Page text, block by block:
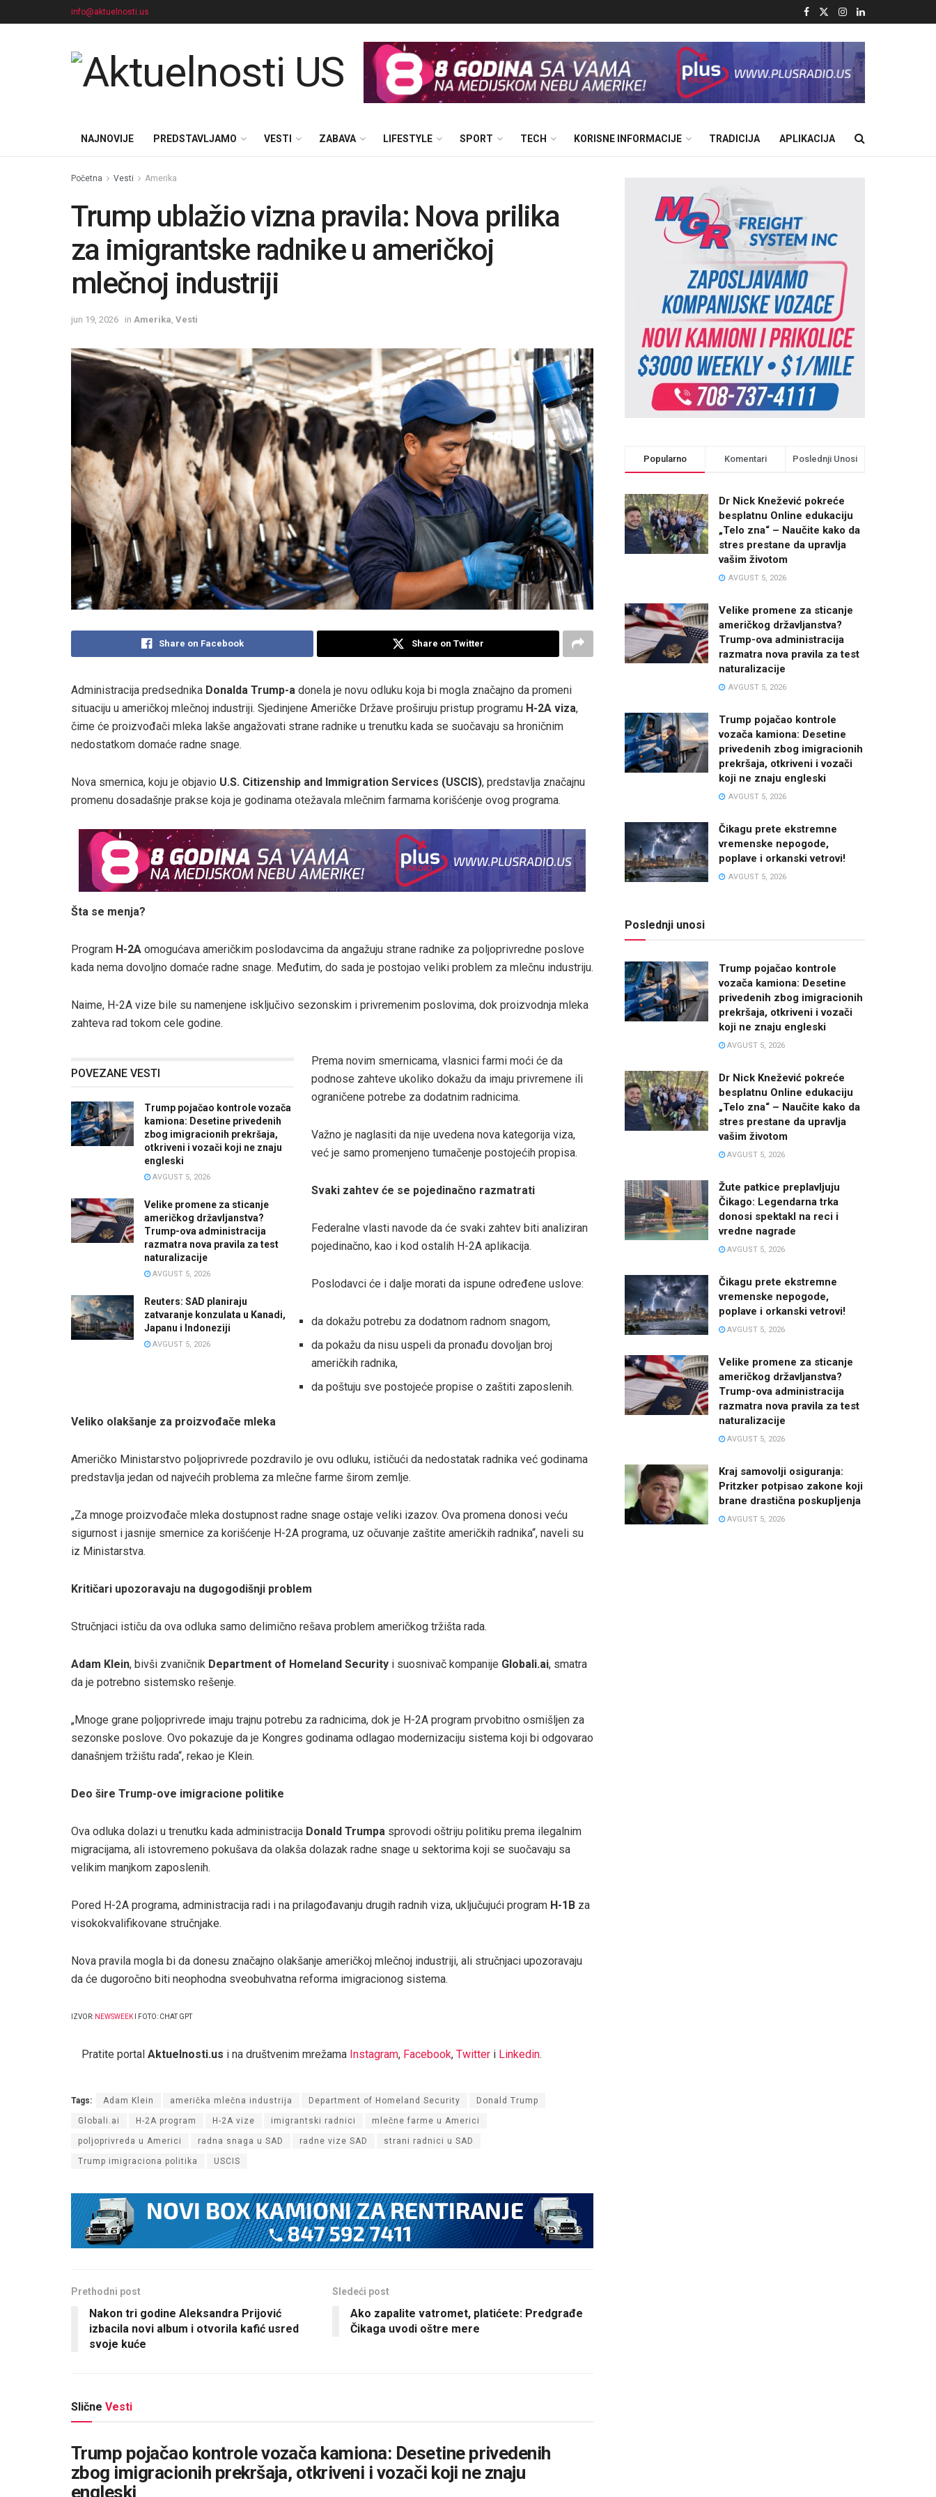
info@aktuelnosti.us
NAJNOVIJE PREDSTAVLJAMO VESTI ZABAVA LIFESTYLE SPORT TECH KORISNE INFORMACIJE TRADICIJA APLIKACIJA
Početna Vesti Amerika
Trump ublažio vizna pravila: Nova prilika
za imigrantske radnike u američkoj
mlečnoj industriji
jun 19, 2026 in Amerika Vesti
Share on Facebook Share on Twitter
Administracija predsednika Donalda Trump-a donela je novu odluku koja bi mogla značajno da promeni
situaciju u američkoj mlečnoj industriji. Sjedinjene Američke Države proširuju pristup programu H-2A viza,
čime će proizvođači mleka lakše angažovati strane radnike u trenutku kada se suočavaju sa hroničnim
nedostatkom domaće radne snage.
Nova smernica, koju je objavio U.S. Citizenship and Immigration Services (USCIS), predstavlja značajnu
promenu dosadašnje prakse koja je godinama otežavala mlečnim farmama korišćenje ovog programa.
Šta se menja?
Program H-2A omogućava američkim poslodavcima da angažuju strane radnike za poljoprivredne poslove
kada nema dovoljno domaće radne snage. Međutim, do sada je postojao veliki problem za mlečnu industriju.
Naime, H-2A vize bile su namenjene isključivo sezonskim i privremenim poslovima, dok proizvodnja mleka
zahteva rad tokom cele godine.
POVEZANE VESTI
Trump pojačao kontrole vozača
kamiona: Desetine privedenih
zbog imigracionih prekršaja,
otkriveni i vozači koji ne znaju
engleski
AVGUST 5, 2026
Velike promene za sticanje
američkog državljanstva?
Trump-ova administracija
razmatra nova pravila za test
naturalizacije
AVGUST 5, 2026
Reuters: SAD planiraju
zatvaranje konzulata u Kanadi,
Japanu i Indoneziji
AVGUST 5, 2026
Prema novim smernicama, vlasnici farmi moći će da
podnose zahteve ukoliko dokažu da imaju privremene ili
ograničene potrebe za dodatnim radnicima.
Važno je naglasiti da nije uvedena nova kategorija viza,
već je samo promenjeno tumačenje postojećih propisa.
Svaki zahtev će se pojedinačno razmatrati
Federalne vlasti navode da će svaki zahtev biti analiziran
pojedinačno, kao i kod ostalih H-2A aplikacija.
Poslodavci će i dalje morati da ispune određene uslove:
da dokažu potrebu za dodatnom radnom snagom,
da pokažu da nisu uspeli da pronađu dovoljan broj
američkih radnika,
da poštuju sve postojeće propise o zaštiti zaposlenih.
Veliko olakšanje za proizvođače mleka
Američko Ministarstvo poljoprivrede pozdravilo je ovu odluku, ističući da nedostatak radnika već godinama
predstavlja jedan od najvećih problema za mlečne farme širom zemlje.
„Za mnoge proizvođače mleka dostupnost radne snage ostaje veliki izazov. Ova promena donosi veću
sigurnost i jasnije smernice za korišćenje H-2A programa, uz očuvanje zaštite američkih radnika“, naveli su
iz Ministarstva.
Kritičari upozoravaju na dugogodišnji problem
Stručnjaci ističu da ova odluka samo delimično rešava problem američkog tržišta rada.
Adam Klein, bivši zvaničnik Department of Homeland Security i suosnivač kompanije Globali.ai, smatra
da je potrebno sistemsko rešenje.
„Mnoge grane poljoprivrede imaju trajnu potrebu za radnicima, dok je H-2A program prvobitno osmišljen za
sezonske poslove. Ovo pokazuje da je Kongres godinama odlagao modernizaciju sistema koji bi odgovarao
današnjem tržištu rada“, rekao je Klein.
Deo šire Trump-ove imigracione politike
Ova odluka dolazi u trenutku kada administracija Donald Trumpa sprovodi oštriju politiku prema ilegalnim
migracijama, ali istovremeno pokušava da olakša dolazak radne snage u sektorima koji se suočavaju sa
velikim manjkom zaposlenih.
Pored H-2A programa, administracija radi i na prilagođavanju drugih radnih viza, uključujući program H-1B za
visokokvalifikovane stručnjake.
Nova pravila mogla bi da donesu značajno olakšanje američkoj mlečnoj industriji, ali stručnjaci upozoravaju
da će dugoročno biti neophodna sveobuhvatna reforma imigracionog sistema.
IZVOR: NEWSWEEK I FOTO: CHAT GPT
Pratite portal Aktuelnosti.us i na društvenim mrežama Instagram, Facebook, Twitter i Linkedin.
Tags: Adam Klein američka mlečna industrija Department of Homeland Security Donald Trump
Globali.ai H-2A program H-2A vize imigrantski radnici mlečne farme u Americi
poljoprivreda u Americi radna snaga u SAD radne vize SAD strani radnici u SAD
Trump imigraciona politika USCIS
Prethodni post
Nakon tri godine Aleksandra Prijović
izbacila novi album i otvorila kafić usred
svoje kuće
Sledeći post
Ako zapalite vatromet, platićete: Predgrađe
Čikaga uvodi oštre mere
Slične Vesti
Trump pojačao kontrole vozača kamiona: Desetine privedenih
zbog imigracionih prekršaja, otkriveni i vozači koji ne znaju
engleski
Popularno Komentari Poslednji Unosi
Dr Nick Knežević pokreće
besplatnu Online edukaciju
„Telo zna“ – Naučite kako da
stres prestane da upravlja
vašim životom
AVGUST 5, 2026
Velike promene za sticanje
američkog državljanstva?
Trump-ova administracija
razmatra nova pravila za test
naturalizacije
AVGUST 5, 2026
Trump pojačao kontrole
vozača kamiona: Desetine
privedenih zbog imigracionih
prekršaja, otkriveni i vozači
koji ne znaju engleski
AVGUST 5, 2026
Čikagu prete ekstremne
vremenske nepogode,
poplave i orkanski vetrovi!
AVGUST 5, 2026
Poslednji unosi
Trump pojačao kontrole
vozača kamiona: Desetine
privedenih zbog imigracionih
prekršaja, otkriveni i vozači
koji ne znaju engleski
AVGUST 5, 2026
Dr Nick Knežević pokreće
besplatnu Online edukaciju
„Telo zna“ – Naučite kako da
stres prestane da upravlja
vašim životom
AVGUST 5, 2026
Žute patkice preplavljuju
Čikago: Legendarna trka
donosi spektakl na reci i
vredne nagrade
AVGUST 5, 2026
Čikagu prete ekstremne
vremenske nepogode,
poplave i orkanski vetrovi!
AVGUST 5, 2026
Velike promene za sticanje
američkog državljanstva?
Trump-ova administracija
razmatra nova pravila za test
naturalizacije
AVGUST 5, 2026
Kraj samovolji osiguranja:
Pritzker potpisao zakone koji
brane drastična poskupljenja
AVGUST 5, 2026